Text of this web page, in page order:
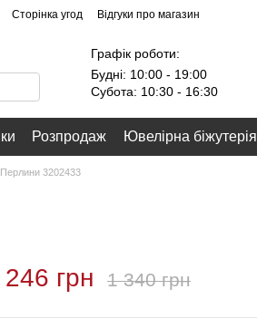
Сторінка угод Відгуки про магазин
Графік роботи:
Будні: 10:00 - 19:00
Субота: 10:30 - 16:30
Розпродаж Ювелірна біжутерія
Перлини 3202433
246 грн 1 340 грн